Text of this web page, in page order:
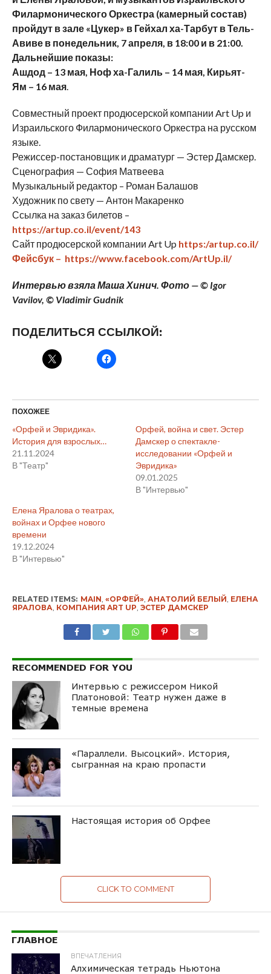
Филармонического Оркестра (камерный состав)
пройдут в зале «Цукер» в Гейхал ха-Тарбут в Тель-
Авиве в понедельник, 7 апреля, в 18:00 и в 21:00.
Дальнейшие показы:
Ашдод – 13 мая, Ноф ха-Галиль – 14 мая, Кирьят-
Ям – 16 мая.
Совместный проект продюсерской компании Art Up и
Израильского Филармонического Оркестра на русском
языке.
Режиссер-постановщик и драматург — Эстер Дамскер.
Сценография — София Матвеева
Музыкальный редактор – Роман Балашов
Художник по свету — Антон Макаренко
Ссылка на заказ билетов –
https://artup.co.il/event/143
Сайт продюсерской компании Art Up https:/artup.co.il/
Фейсбук – https://www.facebook.com/ArtUp.il/
Интервью взяла Маша Хинич. Фото — © Igor
Vavilov, © Vladimir Gudnik
ПОДЕЛИТЬСЯ ССЫЛКОЙ:
ПОХОЖЕЕ
«Орфей и Эвридика».
История для взрослых…
21.11.2024
В "Театр"
Орфей, война и свет. Эстер
Дамскер о спектакле-
исследовании «Орфей и
Эвридика»
09.01.2025
В "Интервью"
Елена Яралова о театрах,
войнах и Орфее нового
времени
19.12.2024
В "Интервью"
RELATED ITEMS: MAIN «ОРФЕЙ», АНАТОЛИЙ БЕЛЫЙ ЕЛЕНА
ЯРАЛОВА КОМПАНИЯ ART UP ЭСТЕР ДАМСКЕР
RECOMMENDED FOR YOU
Интервью с режиссером Никой
Платоновой: Театр нужен даже в
темные времена
«Параллели. Высоцкий». История,
сыгранная на краю пропасти
Настоящая история об Орфее
CLICK TO COMMENT
ГЛАВНОЕ
ВПЕЧАТЛЕНИЯ
Алхимическая тетрадь Ньютона